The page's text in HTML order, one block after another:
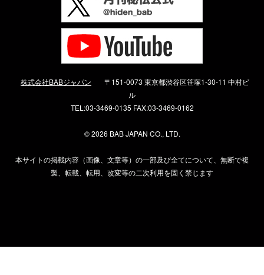
株式会社BABジャパン
〒151-0073 東京都渋谷区笹塚1-30-11 中村ビ
ル
TEL:03-3469-0135 FAX:03-3469-0162
©2026 BAB JAPAN CO., LTD.
本サイトの掲載内容（画像、文章等）の一部及び全てについて、無断で複
製、転載、転用、改変等の二次利用を固く禁じます